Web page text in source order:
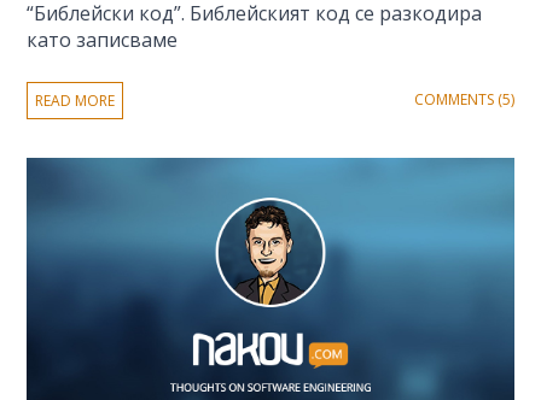
“Библейски код”. Библейският код се разкодира
като записваме
READ MORE COMMENTS (5)